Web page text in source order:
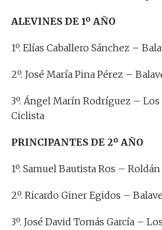
ALEVINES DE 1º AÑO
1º. Elías Caballero Sánchez –
2º. José María Pina Pérez –
3º. Ángel Marín Rodríguez –
Ciclista
PRINCIPANTES DE 2º AÑO
1º. Samuel Bautista Ros –
2º. Ricardo Giner Egidos –
3º. José David Tomás García –